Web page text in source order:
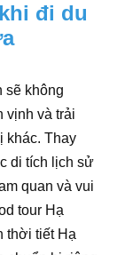
đi du
sẽ không
vịnh và trải
khác. Thay
di tích lịch sử
quan và vui
tour Hạ
thời tiết Hạ